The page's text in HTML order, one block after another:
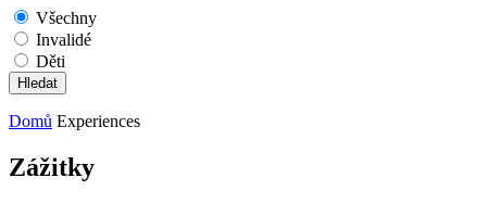
Všechny
Invalidé
Děti
Domů Experiences
Zážitky